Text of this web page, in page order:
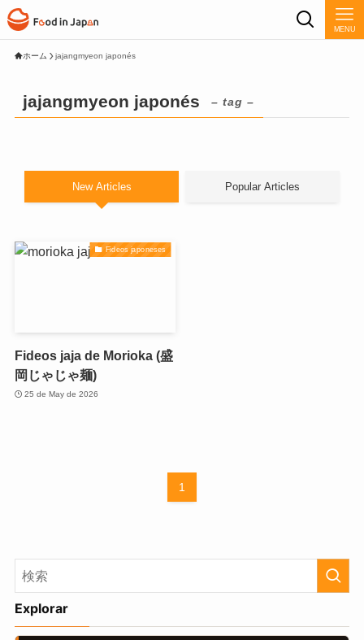
MENU
ホーム jajangmyeon japonés
jajangmyeon japonés – tag –
New Articles Popular Articles
Fideos japoneses
Fideos jaja de Morioka (盛
岡じゃじゃ麺)
25 de May de 2026
1
Explorar